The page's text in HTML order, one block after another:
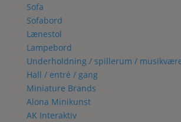
Sofa
Sofabord
Lænestol
Lampebord
Underholdning / spillerum /
Hall / entré / gang
Miniature Brands
Alona Minikunst
AK Interaktiv